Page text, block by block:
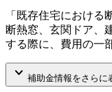
「既存住宅におけ
断熱窓、玄関ドア、
する際に、費用の一
keyboard_arrow_down 補助金情報をさらに